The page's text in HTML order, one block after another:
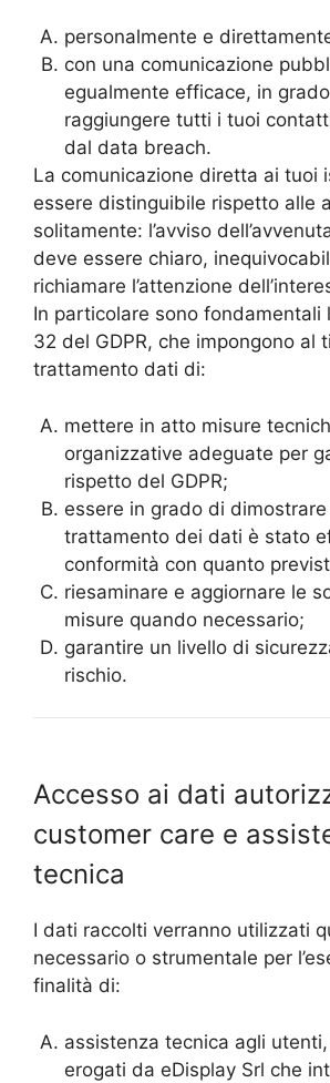
personalmente e
con una comunicazione
egualmente efficace, in
raggiungere tutti i tuoi
dal data breach.
La comunicazione diretta ai tuoi
essere distinguibile rispetto alle
solitamente: l’avviso
deve essere chiaro,
richiamare l’attenzione
In particolare sono fondamentali
32 del GDPR, che impongono al
trattamento dati di:
mettere in atto misure
organizzative adeguate per
rispetto del GDPR;
essere in grado di dimostrare
trattamento dei dati è stato
conformità con quanto
riesaminare e aggiornare le
misure quando necessario;
garantire un livello di
rischio.
Accesso ai dati
customer care e
tecnica
I dati raccolti verranno utilizzati
necessario o strumentale per
finalità di:
assistenza tecnica agli
erogati da eDisplay Srl che